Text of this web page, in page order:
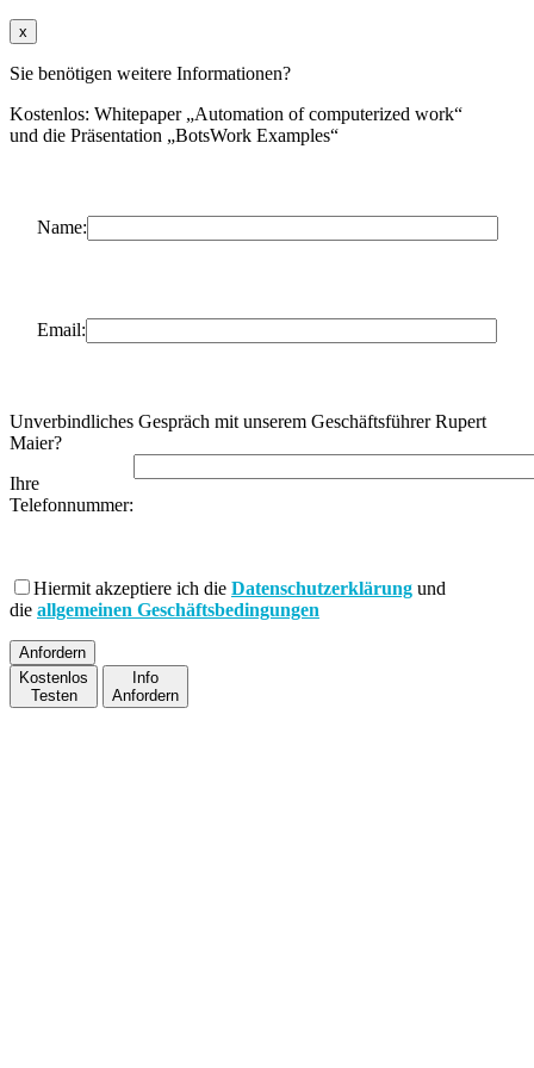
x
Sie benötigen weitere Informationen?
Kostenlos: Whitepaper „Automation of computerized work“
und die Präsentation „BotsWork Examples“
Name:
Email:
Unverbindliches Gespräch mit unserem Geschäftsführer Rupert
Maier?
Ihre
Telefonnummer:
Hiermit akzeptiere ich die Datenschutzerklärung und
die allgemeinen Geschäftsbedingungen
Kostenlos
Testen
Info
Anfordern